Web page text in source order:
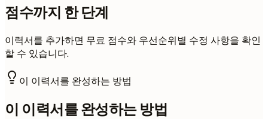
점수까지 한 단계
이력서를 추가하면 무료 점수와 우선순위별 수정 사항을 확인
할 수 있습니다.
이 이력서를 완성하는 방법
이 이력서를 완성하는 방법